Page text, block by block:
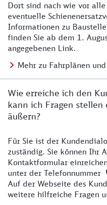
Dort sind nach wie vor
eventuelle
Informationen zu
finden Sie ab dem 1.
angegebenen Link.
Mehr zu Fahrplänen
Wie erreiche ich den
kann ich Fragen
äußern?
Details zu Kontakt
Für Sie ist der
zuständig. Sie können Ihr
Kontaktformular
unter der Telefonnummer
Auf der Webseite des
weitere hilfreiche Fragen